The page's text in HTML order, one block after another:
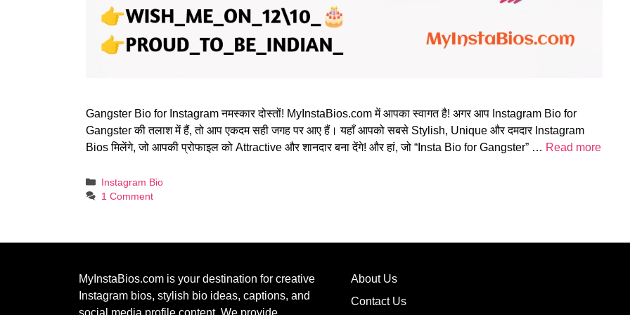
Gangster Bio for Instagram​ नमस्कार दोस्तों! MyInstaBios.com में आपका स्वागत है! अगर आप Instagram Bio for
Gangster की तलाश में हैं, तो आप एकदम सही जगह पर आए हैं। यहाँ आपको सबसे Stylish, Unique और दमदार Instagram
Bios मिलेंगे, जो आपकी प्रोफाइल को Attractive और शानदार बना देंगे! और हां, जो “Insta Bio for Gangster” … Read more
Categories
Instagram Bio
1 Comment
MyInstaBios.com is your destination for creative
Instagram bios, stylish bio ideas, captions, and
social media profile content. We provide
About Us
Contact Us